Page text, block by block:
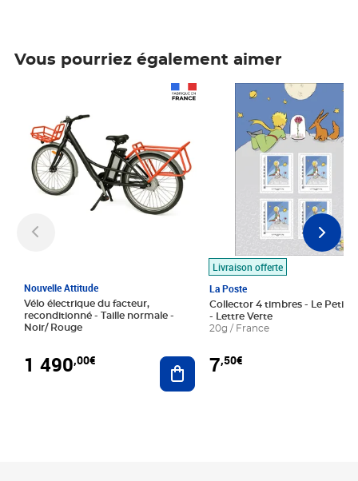
Vous pourriez également aimer
Nouvelle Attitude
Vélo électrique du facteur,
reconditionné - Taille normale -
Noir/ Rouge
1 490,00€ Ajouter au panier
Livraison offerte
La Poste
Collector 4 timbres - Le Petit
- Lettre Verte
20g / France
7,50€
Prix 7,50€